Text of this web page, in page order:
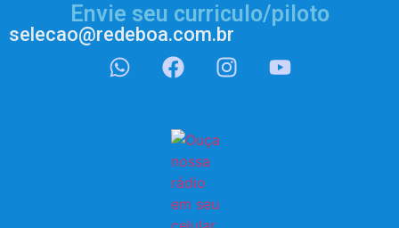
Envie seu curriculo/piloto
selecao@redeboa.com.br